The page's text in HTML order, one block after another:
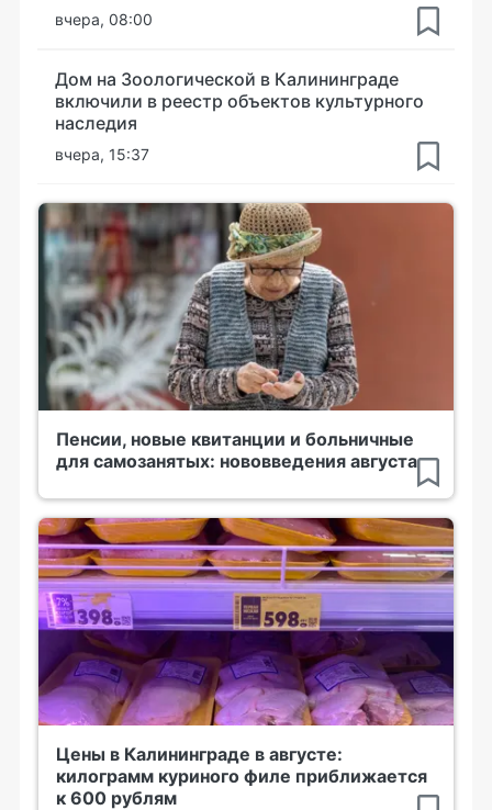
вчера, 08:00
Дом на Зоологической в Калининграде
включили в реестр объектов культурного
наследия
вчера, 15:37
Пенсии, новые квитанции и больничные
для самозанятых: нововведения августа
Цены в Калининграде в августе:
килограмм куриного филе приближается
к 600 рублям